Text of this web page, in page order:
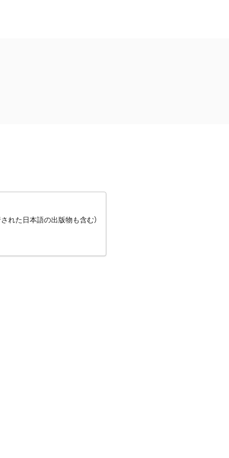
れた日本語の出版物も含む）